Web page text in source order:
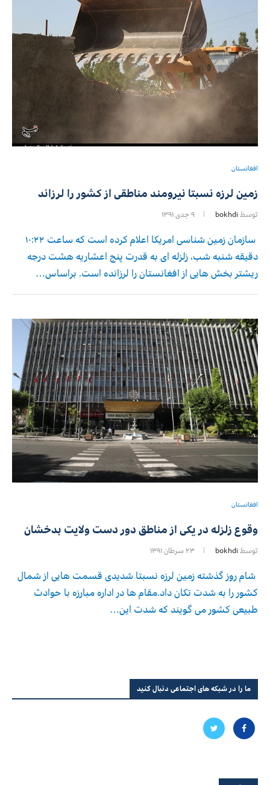
افغانستان
زمین لرزه نسبتا نیرومند مناطقی از کشور را لرزاند
توسط bokhdi ۹ جدی ۱۳۹۱
سازمان زمین شناسی امریکا اعلام کرده است که ساعت ۱۰:۲۲
دقیقه شنبه شب، زلزله ای به قدرت پنج اعشاریه هشت درجه
ریشتر بخش هایی از افغانستان را لرزانده است. براساس…
افغانستان
وقوع زلزله در یکی از مناطق دور دست ولایت بدخشان
توسط bokhdi ۲۳ سرطان ۱۳۹۱
شام روز گذشته زمین لرزه نسبتا شدیدی قسمت هایی از شمال
کشور را به شدت تکان داد.مقام ها در اداره مبارزه با حوادث
طبیعی کشور می گویند که شدت این…
ما را در شبکه های اجتماعی دنبال کنید